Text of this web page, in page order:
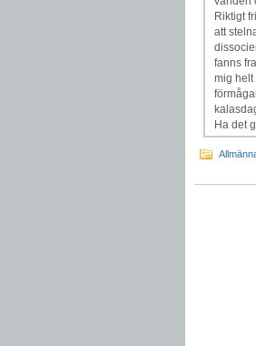
Riktigt
att
fanns
mig helt
Ha det